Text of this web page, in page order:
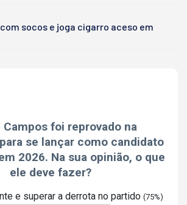
socos e joga cigarro aceso em
Campos foi reprovado na
se lançar como candidato
2026. Na sua opinião, o que
ele deve fazer?
e superar a derrota no partido (75%)